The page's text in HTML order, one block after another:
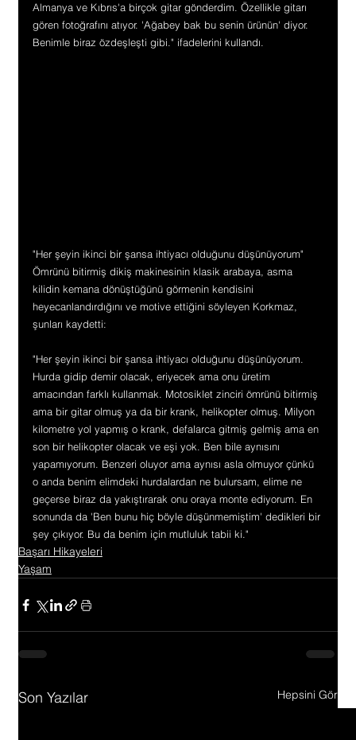
Almanya ve Kıbrıs'a birçok gitar gönderdim. Özellikle gitarı
gören fotoğrafını atıyor. 'Ağabey bak bu senin ürünün' diyor.
Benimle biraz özdeşleşti gibi." ifadelerini kullandı.
"Her şeyin ikinci bir şansa ihtiyacı olduğunu düşünüyorum"
Ömrünü bitirmiş dikiş makinesinin klasik arabaya, asma
kilidin kemana dönüştüğünü görmenin kendisini
heyecanlandırdığını ve motive ettiğini söyleyen Korkmaz,
şunları kaydetti:
"Her şeyin ikinci bir şansa ihtiyacı olduğunu düşünüyorum.
Hurda gidip demir olacak, eriyecek ama onu üretim
amacından farklı kullanmak. Motosiklet zinciri ömrünü bitirmiş
ama bir gitar olmuş ya da bir krank, helikopter olmuş. Milyon
kilometre yol yapmış o krank, defalarca gitmiş gelmiş ama en
son bir helikopter olacak ve eşi yok. Ben bile aynısını
yapamıyorum. Benzeri oluyor ama aynısı asla olmuyor çünkü
o anda benim elimdeki hurdalardan ne bulursam, elime ne
geçerse biraz da yakıştırarak onu oraya monte ediyorum. En
sonunda da 'Ben bunu hiç böyle düşünmemiştim' dedikleri bir
şey çıkıyor. Bu da benim için mutluluk tabii ki."
Başarı Hikayeleri
Yaşam
Son Yazılar Hepsini Gör